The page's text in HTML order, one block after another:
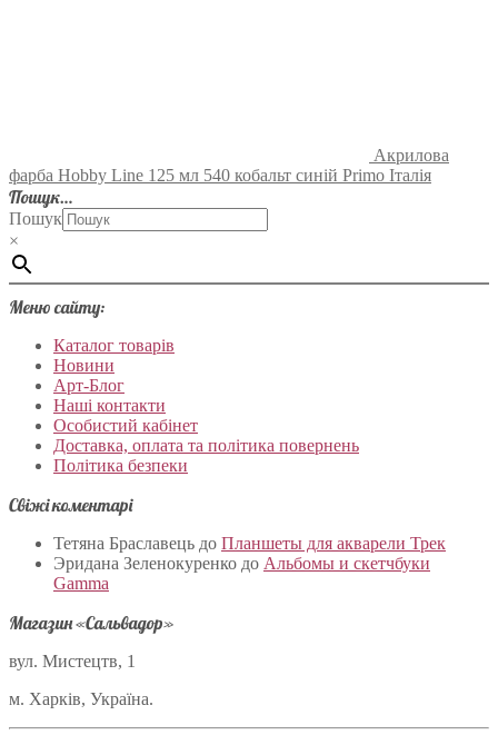
Акрилова
фарба Hobby Line 125 мл 540 кобальт синій Primo Італія
Пошук…
Пошук
×
Меню сайту:
Каталог товарів
Новини
Арт-Блог
Наші контакти
Особистий кабінет
Доставка, оплата та політика повернень
Політика безпеки
Свіжі коментарі
Тетяна Браславець до Планшеты для акварели Трек
Эридана Зеленокуренко до Альбомы и скетчбуки
Gamma
Магазин «Сальвадор»
вул. Мистецтв, 1
м. Харків, Україна.